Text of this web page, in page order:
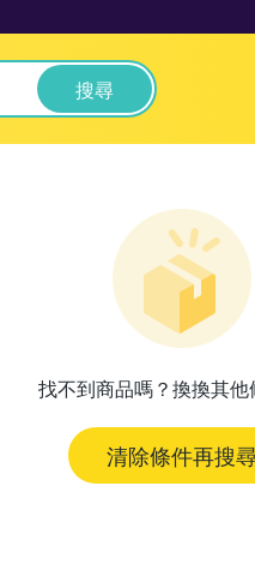
搜尋
找不到商品嗎？換換其他
清除條件再搜